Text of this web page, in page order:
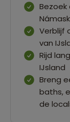
Verblijf
van
Rijd
IJsland
Breng
baths,
de